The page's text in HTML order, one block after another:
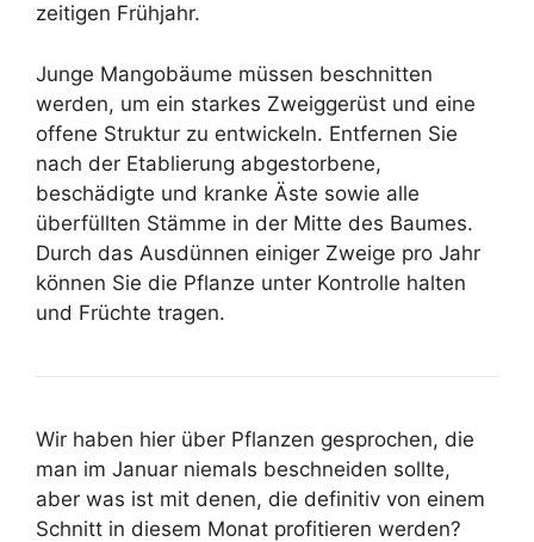
zeitigen Frühjahr.
Junge Mangobäume müssen beschnitten
werden, um ein starkes Zweiggerüst und eine
offene Struktur zu entwickeln. Entfernen Sie
nach der Etablierung abgestorbene,
beschädigte und kranke Äste sowie alle
überfüllten Stämme in der Mitte des Baumes.
Durch das Ausdünnen einiger Zweige pro Jahr
können Sie die Pflanze unter Kontrolle halten
und Früchte tragen.
Wir haben hier über Pflanzen gesprochen, die
man im Januar niemals beschneiden sollte,
aber was ist mit denen, die definitiv von einem
Schnitt in diesem Monat profitieren werden?